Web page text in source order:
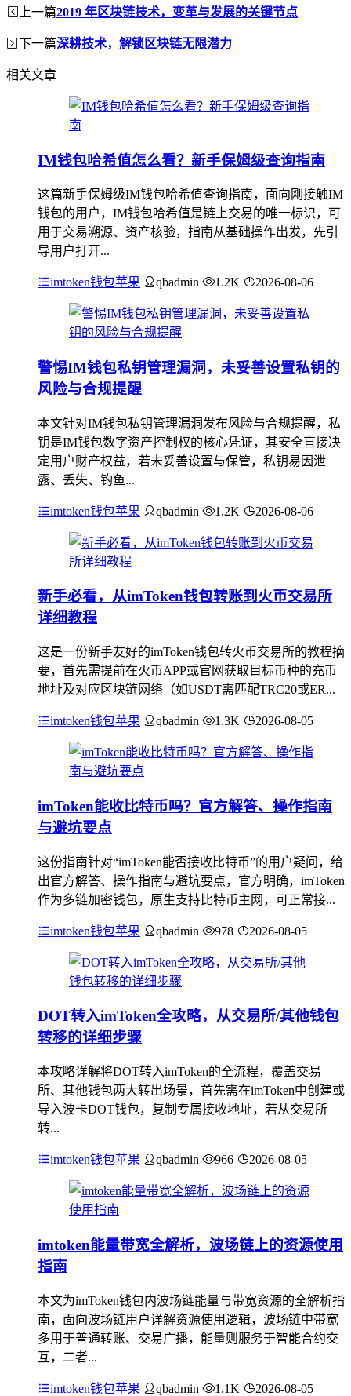
上一篇2019 年区块链技术，变革与发展的关键节点
下一篇深耕技术，解锁区块链无限潜力
相关文章
IM钱包哈希值怎么看？新手保姆级查询指南
这篇新手保姆级IM钱包哈希值查询指南，面向刚接触IM
钱包的用户，IM钱包哈希值是链上交易的唯一标识，可
用于交易溯源、资产核验，指南从基础操作出发，先引
导用户打开...
imtoken钱包苹果 qbadmin 1.2K 2026-08-06
警惕IM钱包私钥管理漏洞，未妥善设置私钥的
风险与合规提醒
本文针对IM钱包私钥管理漏洞发布风险与合规提醒，私
钥是IM钱包数字资产控制权的核心凭证，其安全直接决
定用户财产权益，若未妥善设置与保管，私钥易因泄
露、丢失、钓鱼...
imtoken钱包苹果 qbadmin 1.2K 2026-08-06
新手必看，从imToken钱包转账到火币交易所
详细教程
这是一份新手友好的imToken钱包转火币交易所的教程摘
要，首先需提前在火币APP或官网获取目标币种的充币
地址及对应区块链网络（如USDT需匹配TRC20或ER...
imtoken钱包苹果 qbadmin 1.3K 2026-08-05
imToken能收比特币吗？官方解答、操作指南
与避坑要点
这份指南针对“imToken能否接收比特币”的用户疑问，给
出官方解答、操作指南与避坑要点，官方明确，imToken
作为多链加密钱包，原生支持比特币主网，可正常接...
imtoken钱包苹果 qbadmin 978 2026-08-05
DOT转入imToken全攻略，从交易所/其他钱包
转移的详细步骤
本攻略详解将DOT转入imToken的全流程，覆盖交易
所、其他钱包两大转出场景，首先需在imToken中创建或
导入波卡DOT钱包，复制专属接收地址，若从交易所
转...
imtoken钱包苹果 qbadmin 966 2026-08-05
imtoken能量带宽全解析，波场链上的资源使用
指南
本文为imToken钱包内波场链能量与带宽资源的全解析指
南，面向波场链用户详解资源使用逻辑，波场链中带宽
多用于普通转账、交易广播，能量则服务于智能合约交
互，二者...
imtoken钱包苹果 qbadmin 1.1K 2026-08-05